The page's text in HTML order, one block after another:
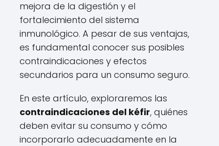
mejora de la digestión y el
fortalecimiento del sistema
inmunológico. A pesar de sus ventajas,
es fundamental conocer sus posibles
contraindicaciones y efectos
secundarios para un consumo seguro.
En este artículo, exploraremos las
contraindicaciones del kéfir, quiénes
deben evitar su consumo y cómo
incorporarlo adecuadamente en la